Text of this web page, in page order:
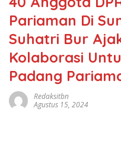
Pariaman Di
Suhatri Bur
Kolaborasi
Padang
Redaksitbn
Agustus 15, 2024